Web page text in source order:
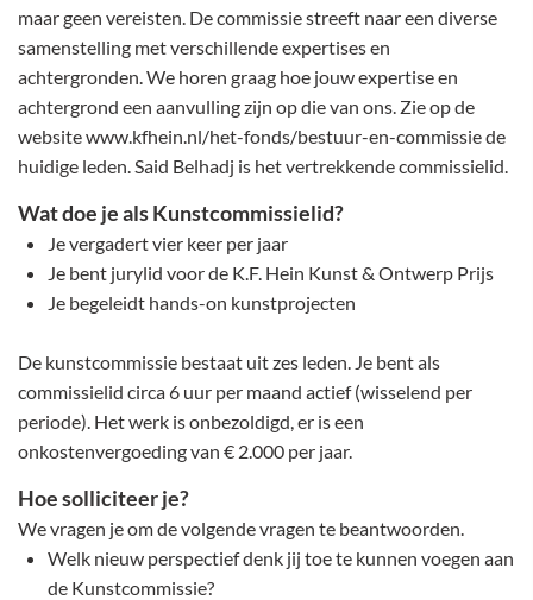
maar geen vereisten. De commissie streeft naar een diverse
samenstelling met verschillende expertises en
achtergronden. We horen graag hoe jouw expertise en
achtergrond een aanvulling zijn op die van ons. Zie op de
website www.kfhein.nl/het-fonds/bestuur-en-commissie de
huidige leden. Said Belhadj is het vertrekkende commissielid.
Wat doe je als Kunstcommissielid?
Je vergadert vier keer per jaar
Je bent jurylid voor de K.F. Hein Kunst & Ontwerp Prijs
Je begeleidt hands-on kunstprojecten
De kunstcommissie bestaat uit zes leden. Je bent als
commissielid circa 6 uur per maand actief (wisselend per
periode). Het werk is onbezoldigd, er is een
onkostenvergoeding van € 2.000 per jaar.
Hoe solliciteer je?
We vragen je om de volgende vragen te beantwoorden.
Welk nieuw perspectief denk jij toe te kunnen voegen aan
de Kunstcommissie?